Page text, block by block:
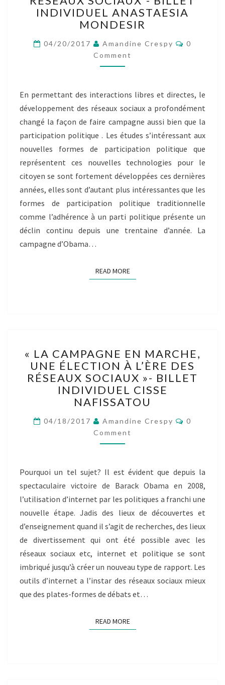
UNE
ÉLECTION
À
L’ÈRE
DES
RÉSEAUX
INDIVIDUEL
ANASTAESIA
MONDESIR
INDIVIDUEL ANASTAESIA
MONDESIR
04/20/2017 Amandine Crespy
0
Comment
En permettant des interactions libres et directes, le
développement des réseaux sociaux a profondément
changé la façon de faire campagne aussi bien que la
participation politique . Les études s’intéressant aux
nouvelles formes de participation politique que
représentent ces nouvelles technologies pour le
citoyen se sont fortement développées ces dernières
années, elles sont d’autant plus intéressantes que les
formes de participation politique traditionnelle
comme l’adhérence à un parti politique présente un
déclin continu depuis une trentaine d’année. La
campagne d’Obama…
READ MOREREAD MORE
CAMPAGNE
EN
MARCHE,
UNE
ÉLECTION
À
L’ÈRE
DES
RÉSEAUX
INDIVIDUEL
CISSE
NAFISSATOU
« LA CAMPAGNE EN MARCHE,
UNE ÉLECTION À L’ÈRE DES
RÉSEAUX SOCIAUX »- BILLET
INDIVIDUEL CISSE
NAFISSATOU
04/18/2017 Amandine Crespy
0
Comment
Pourquoi un tel sujet? Il est évident que depuis la
spectaculaire victoire de Barack Obama en 2008,
l’utilisation d’internet par les politiques a franchi une
nouvelle étape. Jadis des lieux de découvertes et
d’enseignement quand il s’agit de recherches, des lieux
de divertissement qui ont été possible avec les
réseaux sociaux etc, internet et politique se sont
imbriqué jusqu’à créer un nouveau type de rapport. Les
outils d’internet a l’instar des réseaux sociaux mieux
que des plates-formes de débats et…
READ MOREREAD MORE